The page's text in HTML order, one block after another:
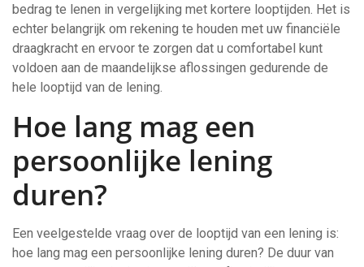
bedrag te lenen in vergelijking met kortere looptijden. Het is
echter belangrijk om rekening te houden met uw financiële
draagkracht en ervoor te zorgen dat u comfortabel kunt
voldoen aan de maandelijkse aflossingen gedurende de
hele looptijd van de lening.
Hoe lang mag een
persoonlijke lening
duren?
Een veelgestelde vraag over de looptijd van een lening is:
hoe lang mag een persoonlijke lening duren? De duur van